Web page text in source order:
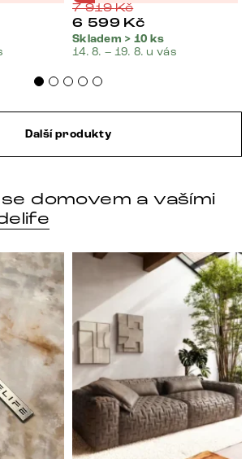
7 919Kč
6 599 Kč
Skladem > 10 ks
14. 8. – 19. 8. u vás
Další produkty
domovem a vašími
který promění dům v domov. Domo
Místo, kam se budeš těšit